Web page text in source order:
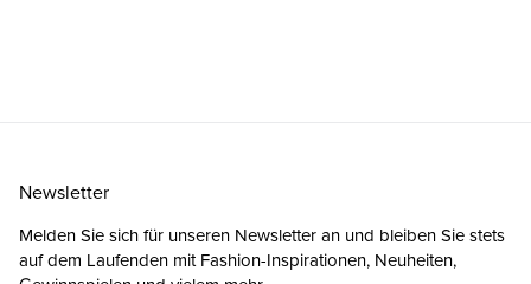
Newsletter
Melden Sie sich für unseren Newsletter an und bleiben Sie stets
auf dem Laufenden mit Fashion-Inspirationen, Neuheiten,